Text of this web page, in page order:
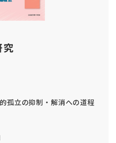
究
孤立の抑制・解消への道程